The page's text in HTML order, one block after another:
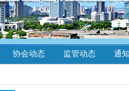
协会动态 监管动态 通